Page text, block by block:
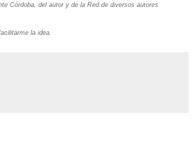
Córdoba, del autor y de la Red.de diversos autores
la idea.